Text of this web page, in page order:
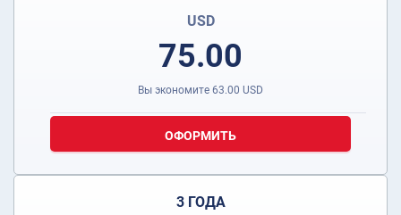
USD
75.00
Вы экономите 63.00 USD
ОФОРМИТЬ
3 ГОДА